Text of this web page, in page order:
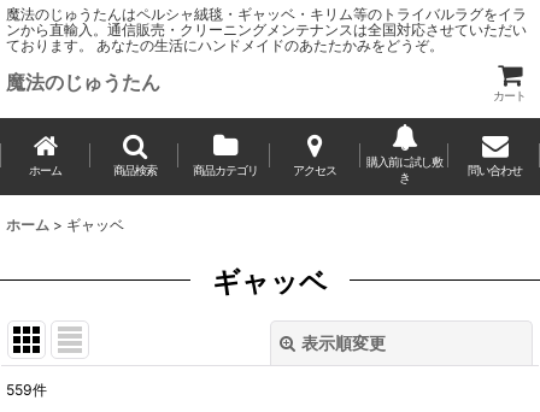
魔法のじゅうたんはペルシャ絨毯・ギャッベ・キリム等のトライバルラグをイラ
ンから直輸入。通信販売・クリーニングメンテナンスは全国対応させていただい
ております。 あなたの生活にハンドメイドのあたたかみをどうぞ。
魔法のじゅうたん
カート
ホーム 商品検索 商品カテゴリ アクセス
購入前に試し敷
き
問い合わせ
ホーム > ギャッベ
ギャッベ
表示順変更
サブカテゴリ
559件